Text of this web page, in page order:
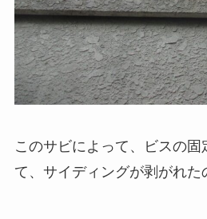
このサビによって、ビスの固
て、サイディングが剥がれた